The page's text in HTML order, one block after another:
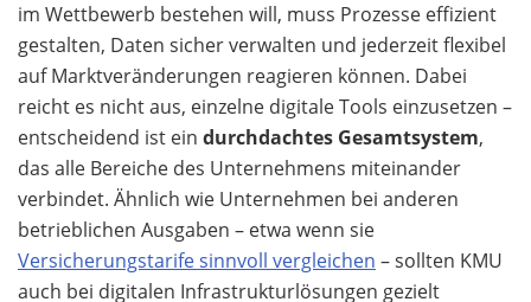
im Wettbewerb bestehen will, muss Prozesse effizient
gestalten, Daten sicher verwalten und jederzeit flexibel
auf Marktveränderungen reagieren können. Dabei
reicht es nicht aus, einzelne digitale Tools einzusetzen –
entscheidend ist ein durchdachtes Gesamtsystem,
das alle Bereiche des Unternehmens miteinander
verbindet. Ähnlich wie Unternehmen bei anderen
betrieblichen Ausgaben – etwa wenn sie
Versicherungstarife sinnvoll vergleichen – sollten KMU
auch bei digitalen Infrastrukturlösungen gezielt